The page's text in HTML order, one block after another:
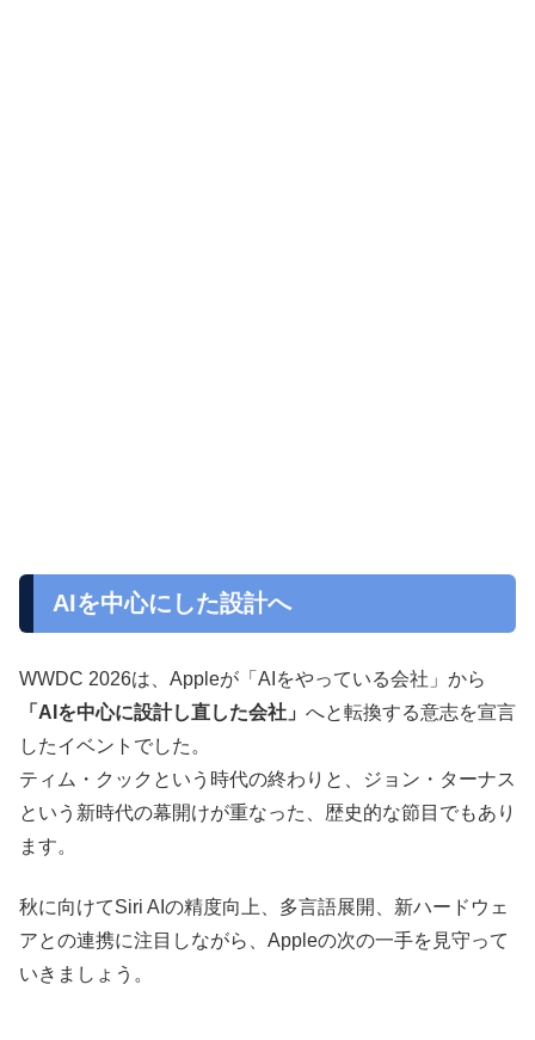
AIを中心にした設計へ
WWDC 2026は、Appleが「AIをやっている会社」から
「AIを中心に設計し直した会社」 へと転換する意志を宣言
したイベントでした。
ティム・クックという時代の終わりと、ジョン・ターナス
という新時代の幕開けが重なった、歴史的な節目でもあり
ます。
秋に向けてSiri AIの精度向上、多言語展開、新ハードウェ
アとの連携に注目しながら、Appleの次の一手を見守って
いきましょう。